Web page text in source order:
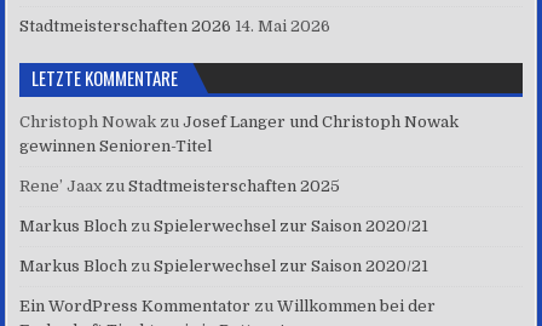
Stadtmeisterschaften 2026 14. Mai 2026
LETZTE KOMMENTARE
Christoph Nowak zuJosef Langer und Christoph Nowak
gewinnen Senioren-Titel
Rene’ Jaax zuStadtmeisterschaften 2025
Markus Bloch zuSpielerwechsel zur Saison 2020/21
Markus Bloch zuSpielerwechsel zur Saison 2020/21
Ein WordPress Kommentator zuWillkommen bei der